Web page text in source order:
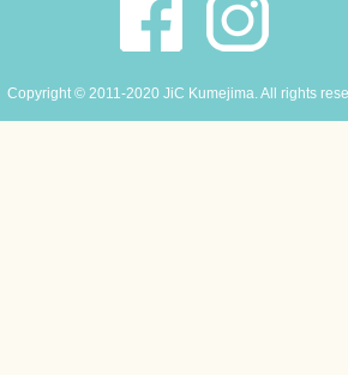
Copyright © 2011-2020 JiC Kumejima. All rights